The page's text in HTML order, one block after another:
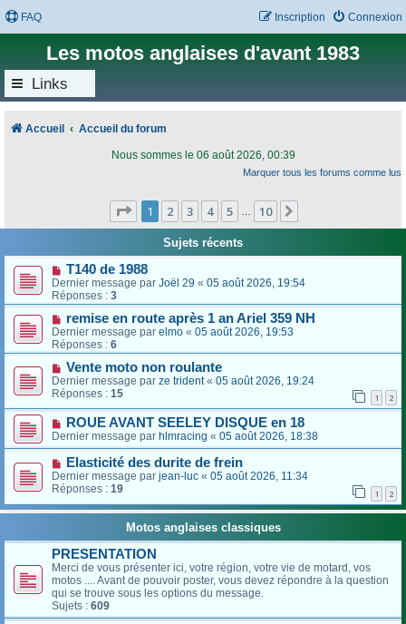
FAQ Connexion
Inscription
Les motos anglaises d'avant 1983
Links
Accueil Accueil du forum
Nous sommes le 06 août 2026, 00:39
Marquer tous les forums comme lus
Page 1sur
1 2 3 4 5 10
Sujets récents
T140 de 1988
Dernier message par Joël 29 « 05 août 2026, 19:54
Réponses : 3
remise en route après 1 an Ariel 359 NH
Dernier message par elmo « 05 août 2026, 19:53
Réponses : 6
Vente moto non roulante
Dernier message par ze trident« 05 août 2026, 19:24
Réponses : 15 1 2
ROUE AVANT SEELEY DISQUE en 18
Dernier message par hlmracing « 05 août 2026, 18:38
Elasticité des durite de frein
Dernier message par jean-luc « 05 août 2026, 11:34
Réponses : 19 1 2
Motos anglaises classiques
PRESENTATION
Merci de vous présenter ici, votre région, votre vie de motard, vos
motos .... Avant de pouvoir poster, vous devez répondre à la question
qui se trouve sous les options du message.
Sujets : 609